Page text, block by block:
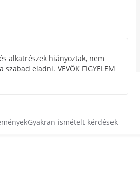
alkatrészek hiányoztak, nem
eladni. VEVŐK FIGYELEM
Gyakran ismételt kérdések